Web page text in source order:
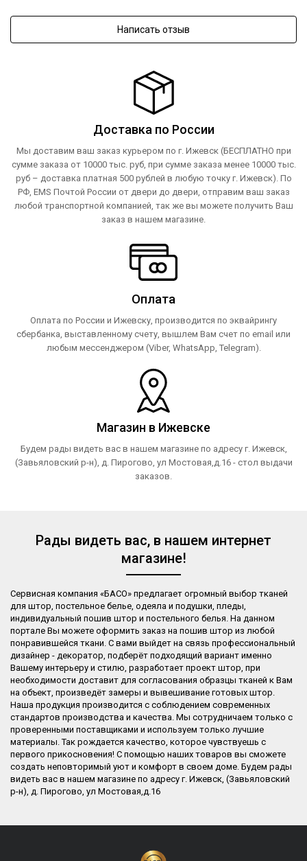
Написать отзыв
Доставка по России
Мы доставим ваш заказ курьером по г. Ижевск (БЕСПЛАТНО при
сумме заказа от 10000 тыс. руб, при сумме заказа менее 10000 тыс.
руб – доставка платная 500 рублей в любую точку г. Ижевск). По
РФ, EMS Почтой России от двери до двери, отправим ваш заказ
любой транспортной компанией, так же вы можете получить Ваш
заказ в нашем магазине.
Оплата
Оплата по России и Ижевску, производится по эквайрингу
сбербанка, выставленному счету, вышлем Вам счет по email или
любым мессенджером (Viber, WhatsApp, Telegram).
Магазин в Ижевске
Будем рады видеть вас в нашем магазине по адресу г. Ижевск,
(Завьяловский р-н), д. Пирогово, ул Мостовая,д.16 - стол выдачи
заказов.
Рады видеть вас, в нашем интернет
магазине!
Сервисная компания «БАСО» предлагает огромный выбор тканей
для штор, постельное белье, одеяла и подушки, пледы,
индивидуальный пошив штор и постельного белья. На данном
портале Вы можете оформить заказ на пошив штор из любой
понравившейся ткани. С вами выйдет на связь профессиональный
дизайнер - декоратор, подберёт подходящий вариант именно
Вашему интерьеру и стилю, разработает проект штор, при
необходимости доставит для согласования образцы тканей к Вам
на объект, произведёт замеры и вывешивание готовых штор.
Наша продукция производится с соблюдением современных
стандартов производства и качества. Мы сотрудничаем только с
проверенными поставщиками и используем только лучшие
материалы. Так рождается качество, которое чувствуешь с
первого прикосновения! С помощью наших товаров вы сможете
создать неповторимый уют и комфорт в своем доме. Будем рады
видеть вас в нашем магазине по адресу г. Ижевск, (Завьяловский
р-н), д. Пирогово, ул Мостовая,д.16​